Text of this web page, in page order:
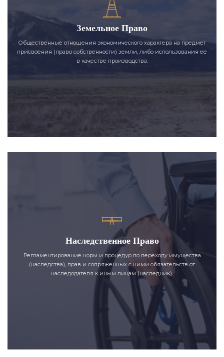
Земельное Право
Общественные отношения экономического характера на предмет
присвоения (право собственности) земли, либо использования её
в качестве производства.
Наследственное Право
Регламентирование норм и процедур по переходу имущества
(наследства), прав и сопряженных с ними обязательств от
наследодателя к иным лицам (наследник).